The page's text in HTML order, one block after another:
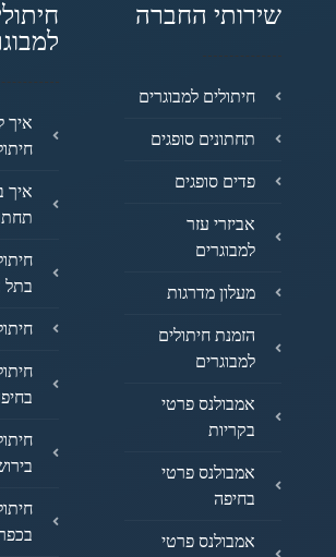
שירותי החברה
חיתולים למבוגרים
תחתונים סופגים
פדים סופגים
אביזרי עזר
למבוגרים
מעלון מדרגות
הזמנת חיתולים
למבוגרים
אמבולנס פרטי
בקריות
אמבולנס פרטי
בחיפה
אמבולנס פרטי
איך
איך
בתל